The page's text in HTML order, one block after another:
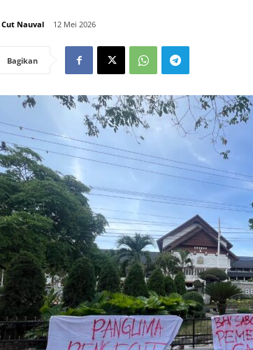
Cut Nauval 12 Mei 2026
Bagikan